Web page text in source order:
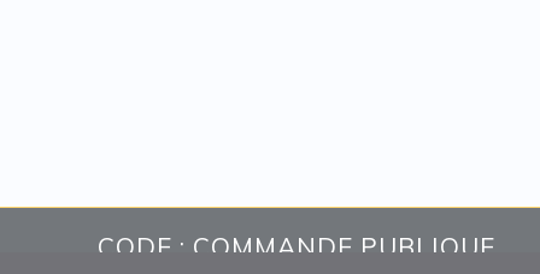
CODE : COMMANDE PUBLIQUE